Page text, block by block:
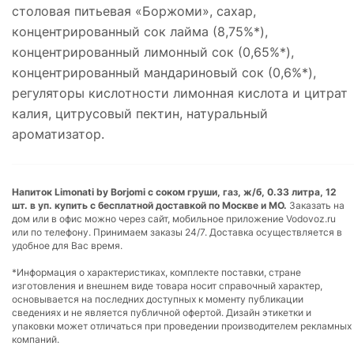
столовая питьевая «Боржоми», сахар,
концентрированный сок лайма (8,75%*),
концентрированный лимонный сок (0,65%*),
концентрированный мандариновый сок (0,6%*),
регуляторы кислотности лимонная кислота и цитрат
калия, цитрусовый пектин, натуральный
ароматизатор.
Напиток Limonati by Borjomi с соком груши, газ, ж/б, 0.33 литра, 12
шт. в уп. купить с бесплатной доставкой по Москве и МО. Заказать на
дом или в офис можно через сайт, мобильное приложение Vodovoz.ru
или по телефону. Принимаем заказы 24/7. Доставка осуществляется в
удобное для Вас время.
*Информация о характеристиках, комплекте поставки, стране
изготовления и внешнем виде товара носит справочный характер,
основывается на последних доступных к моменту публикации
сведениях и не является публичной офертой. Дизайн этикетки и
упаковки может отличаться при проведении производителем рекламных
компаний.